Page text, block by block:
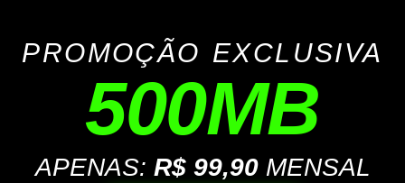
PROMOÇÃO EXCLUSIVA
500MB
APENAS: R$ 99,90MENSAL